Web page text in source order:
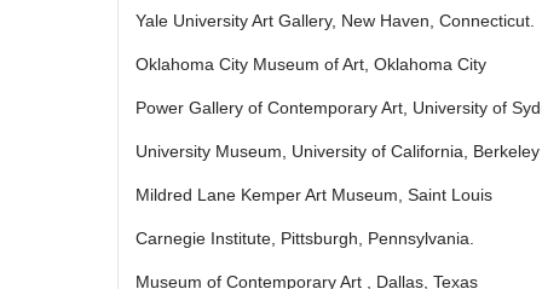
Yale University Art Gallery, New Haven, Connecticut.
Oklahoma City Museum of Art, Oklahoma City
Power Gallery of Contemporary Art, University of
University Museum, University of California, Berkeley
Mildred Lane Kemper Art Museum, Saint Louis
Carnegie Institute, Pittsburgh, Pennsylvania.
Museum of Contemporary Art , Dallas, Texas